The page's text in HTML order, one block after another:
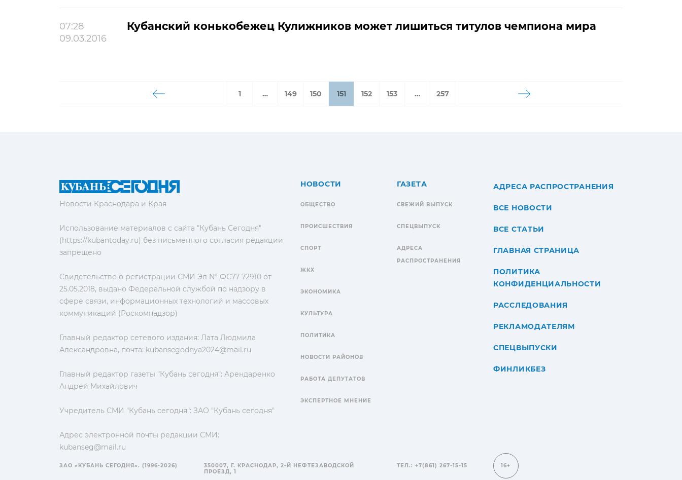
07:28
09.03.2016
Кубанский конькобежец Кулижников может лишиться титулов чемпиона мира
1 … 149 150 151 152 153 … 257
Новости Краснодара и Края
Использование материалов с сайта "Кубань Сегодня"
(https://kubantoday.ru) без письменного согласия редакции
запрещено
Свидетельство о регистрации СМИ Эл № ФС77-72910 от
25.05.2018, выдано Федеральной службой по надзору в
сфере связи, информационных технологий и массовых
коммуникаций (Роскомнадзор)
Главный редактор сетевого издания: Лата Людмила
Александровна, почта: kubansegodnya2024@mail.ru
Главный редактор газеты "Кубань сегодня": Арендаренко
Андрей Михайлович
Учредитель СМИ "Кубань сегодня": ЗАО "Кубань сегодня"
Адрес электронной почты редакции СМИ:
kubanseg@mail.ru
НОВОСТИ
ОБЩЕСТВО
ПРОИСШЕСТВИЯ
СПОРТ
ЖКХ
ЭКОНОМИКА
КУЛЬТУРА
ПОЛИТИКА
НОВОСТИ РАЙОНОВ
РАБОТА ДЕПУТАТОВ
ЭКСПЕРТНОЕ МНЕНИЕ
ГАЗЕТА
СВЕЖИЙ ВЫПУСК
СПЕЦВЫПУСК
АДРЕСА
РАСПРОСТРАНЕНИЯ
АДРЕСА РАСПРОСТРАНЕНИЯ
ВСЕ НОВОСТИ
ВСЕ СТАТЬИ
ГЛАВНАЯ СТРАНИЦА
ПОЛИТИКА
КОНФИДЕНЦИАЛЬНОСТИ
РАССЛЕДОВАНИЯ
РЕКЛАМОДАТЕЛЯМ
СПЕЦВЫПУСКИ
ФИНЛИКБЕЗ
ЗАО «КУБАНЬ СЕГОДНЯ». (1996-2026)
350007, Г. КРАСНОДАР, 2-Й НЕФТЕЗАВОДСКОЙ
ПРОЕЗД, 1
ТЕЛ.: +7(861) 267-15-15 16+